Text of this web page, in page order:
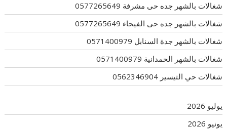
شغالات بالشهر جده حى مشرفة 0577265649
شغالات بالشهر جده حى الفيحاء 0577265649
شغالات بالشهر جدة السنابل 0571400979
شغالات بالشهر الحمدانية 0571400979
شغالات حي التيسير 0562346904
يوليو 2026
يونيو 2026